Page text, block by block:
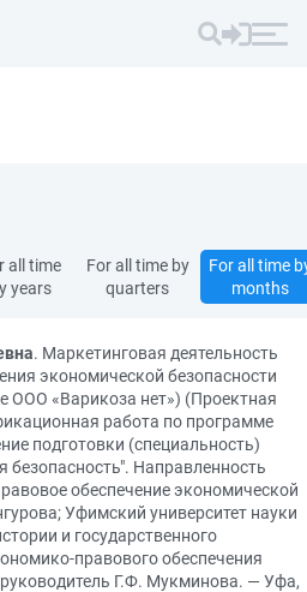
all time
years
For all time by
quarters
For all time
months
. Маркетинговая деятельность
экономической безопасности
ООО «Варикоза нет») (Проектная
работа по программе
подготовки (специальность)
безопасность". Направленность
обеспечение экономической
Уфимский университет науки
и государственного
правового обеспечения
Г.Ф. Мукминова. — Уфа,